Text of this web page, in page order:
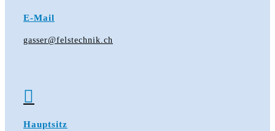
E-Mail
gasser@felstechnik.ch

Hauptsitz